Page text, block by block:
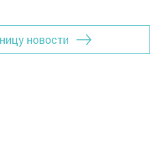
новости